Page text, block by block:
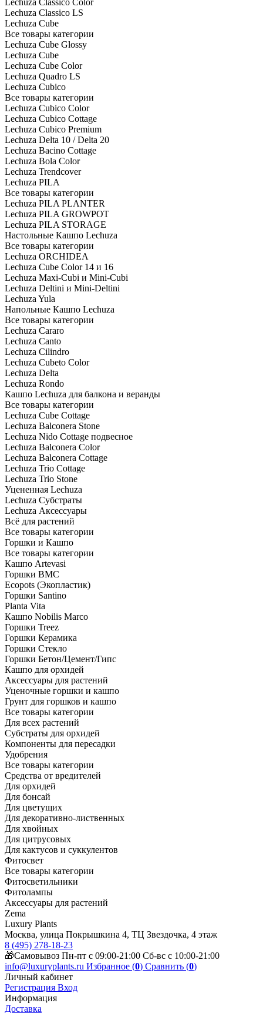
Lechuza Classico Color
Lechuza Classico LS
Lechuza Cube
Все товары категории
Lechuza Cube Glossy
Lechuza Cube
Lechuza Cube Color
Lechuza Quadro LS
Lechuza Cubico
Все товары категории
Lechuza Cubico Color
Lechuza Cubico Cottage
Lechuza Cubico Premium
Lechuza Delta 10 / Delta 20
Lechuza Bacino Cottage
Lechuza Bola Color
Lechuza Trendcover
Lechuza PILA
Все товары категории
Lechuza PILA PLANTER
Lechuza PILA GROWPOT
Lechuza PILA STORAGE
Настольные Кашпо Lechuza
Все товары категории
Lechuza ORCHIDEA
Lechuza Cube Color 14 и 16
Lechuza Maxi-Cubi и Mini-Cubi
Lechuza Deltini и Mini-Deltini
Lechuza Yula
Напольные Кашпо Lechuza
Все товары категории
Lechuza Cararo
Lechuza Canto
Lechuza Cilindro
Lechuza Cubeto Color
Lechuza Delta
Lechuza Rondo
Кашпо Lechuza для балкона и веранды
Все товары категории
Lechuza Cube Cottage
Lechuza Balconera Stone
Lechuza Nido Cottage подвесное
Lechuza Balconera Color
Lechuza Balconera Cottage
Lechuza Trio Cottage
Lechuza Trio Stone
Уцененная Lechuza
Lechuza Субстраты
Lechuza Аксессуары
Всё для растений
Все товары категории
Горшки и Кашпо
Все товары категории
Кашпо Artevasi
Горшки BMC
Ecopots (Экопластик)
Горшки Santino
Planta Vita
Кашпо Nobilis Marco
Горшки Treez
Горшки Керамика
Горшки Стекло
Горшки Бетон/Цемент/Гипс
Кашпо для орхидей
Аксессуары для растений
Уценочные горшки и кашпо
Грунт для горшков и кашпо
Все товары категории
Для всех растений
Субстраты для орхидей
Компоненты для пересадки
Удобрения
Все товары категории
Средства от вредителей
Для орхидей
Для бонсай
Для цветущих
Для декоративно-лиственных
Для хвойных
Для цитрусовых
Для кактусов и суккулентов
Фитосвет
Все товары категории
Фитосветильники
Фитолампы
Аксессуары для растений
Zema
Luxury Plants
Москва, улица Покрышкина 4, ТЦ Звездочка, 4 этаж
8 (495) 278-18-23
🎁Самовывоз Пн-пт с 09:00-21:00 Сб-вс с 10:00-21:00
info@luxuryplants.ru Избранное (0) Сравнить (0)
Личный кабинет
Регистрация Вход
Информация
Доставка